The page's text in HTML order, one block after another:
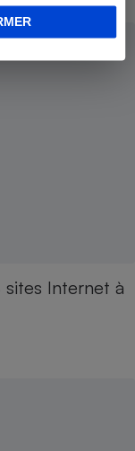
sites Internet à